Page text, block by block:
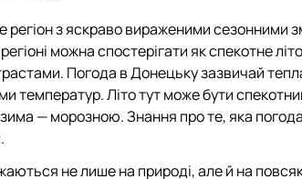
з яскраво вираженими сезонними
можна спостерігати як спекотне
Погода в Донецьку зазвичай
температур. Літо тут може бути
— морозною. Знання про те, яка
не лише на природі, але й на